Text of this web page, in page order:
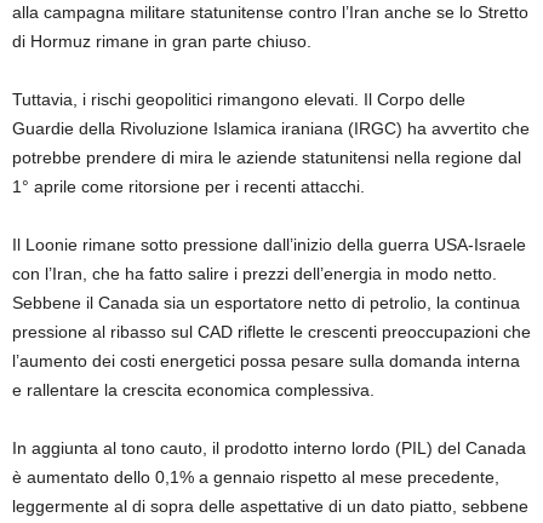
alla campagna militare statunitense contro l’Iran anche se lo Stretto
di Hormuz rimane in gran parte chiuso.
Tuttavia, i rischi geopolitici rimangono elevati. Il Corpo delle
Guardie della Rivoluzione Islamica iraniana (IRGC) ha avvertito che
potrebbe prendere di mira le aziende statunitensi nella regione dal
1° aprile come ritorsione per i recenti attacchi.
Il Loonie rimane sotto pressione dall’inizio della guerra USA-Israele
con l’Iran, che ha fatto salire i prezzi dell’energia in modo netto.
Sebbene il Canada sia un esportatore netto di petrolio, la continua
pressione al ribasso sul CAD riflette le crescenti preoccupazioni che
l’aumento dei costi energetici possa pesare sulla domanda interna
e rallentare la crescita economica complessiva.
In aggiunta al tono cauto, il prodotto interno lordo (PIL) del Canada
è aumentato dello 0,1% a gennaio rispetto al mese precedente,
leggermente al di sopra delle aspettative di un dato piatto, sebbene